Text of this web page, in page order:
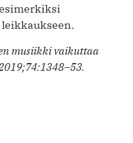
musiikki vaikuttaa